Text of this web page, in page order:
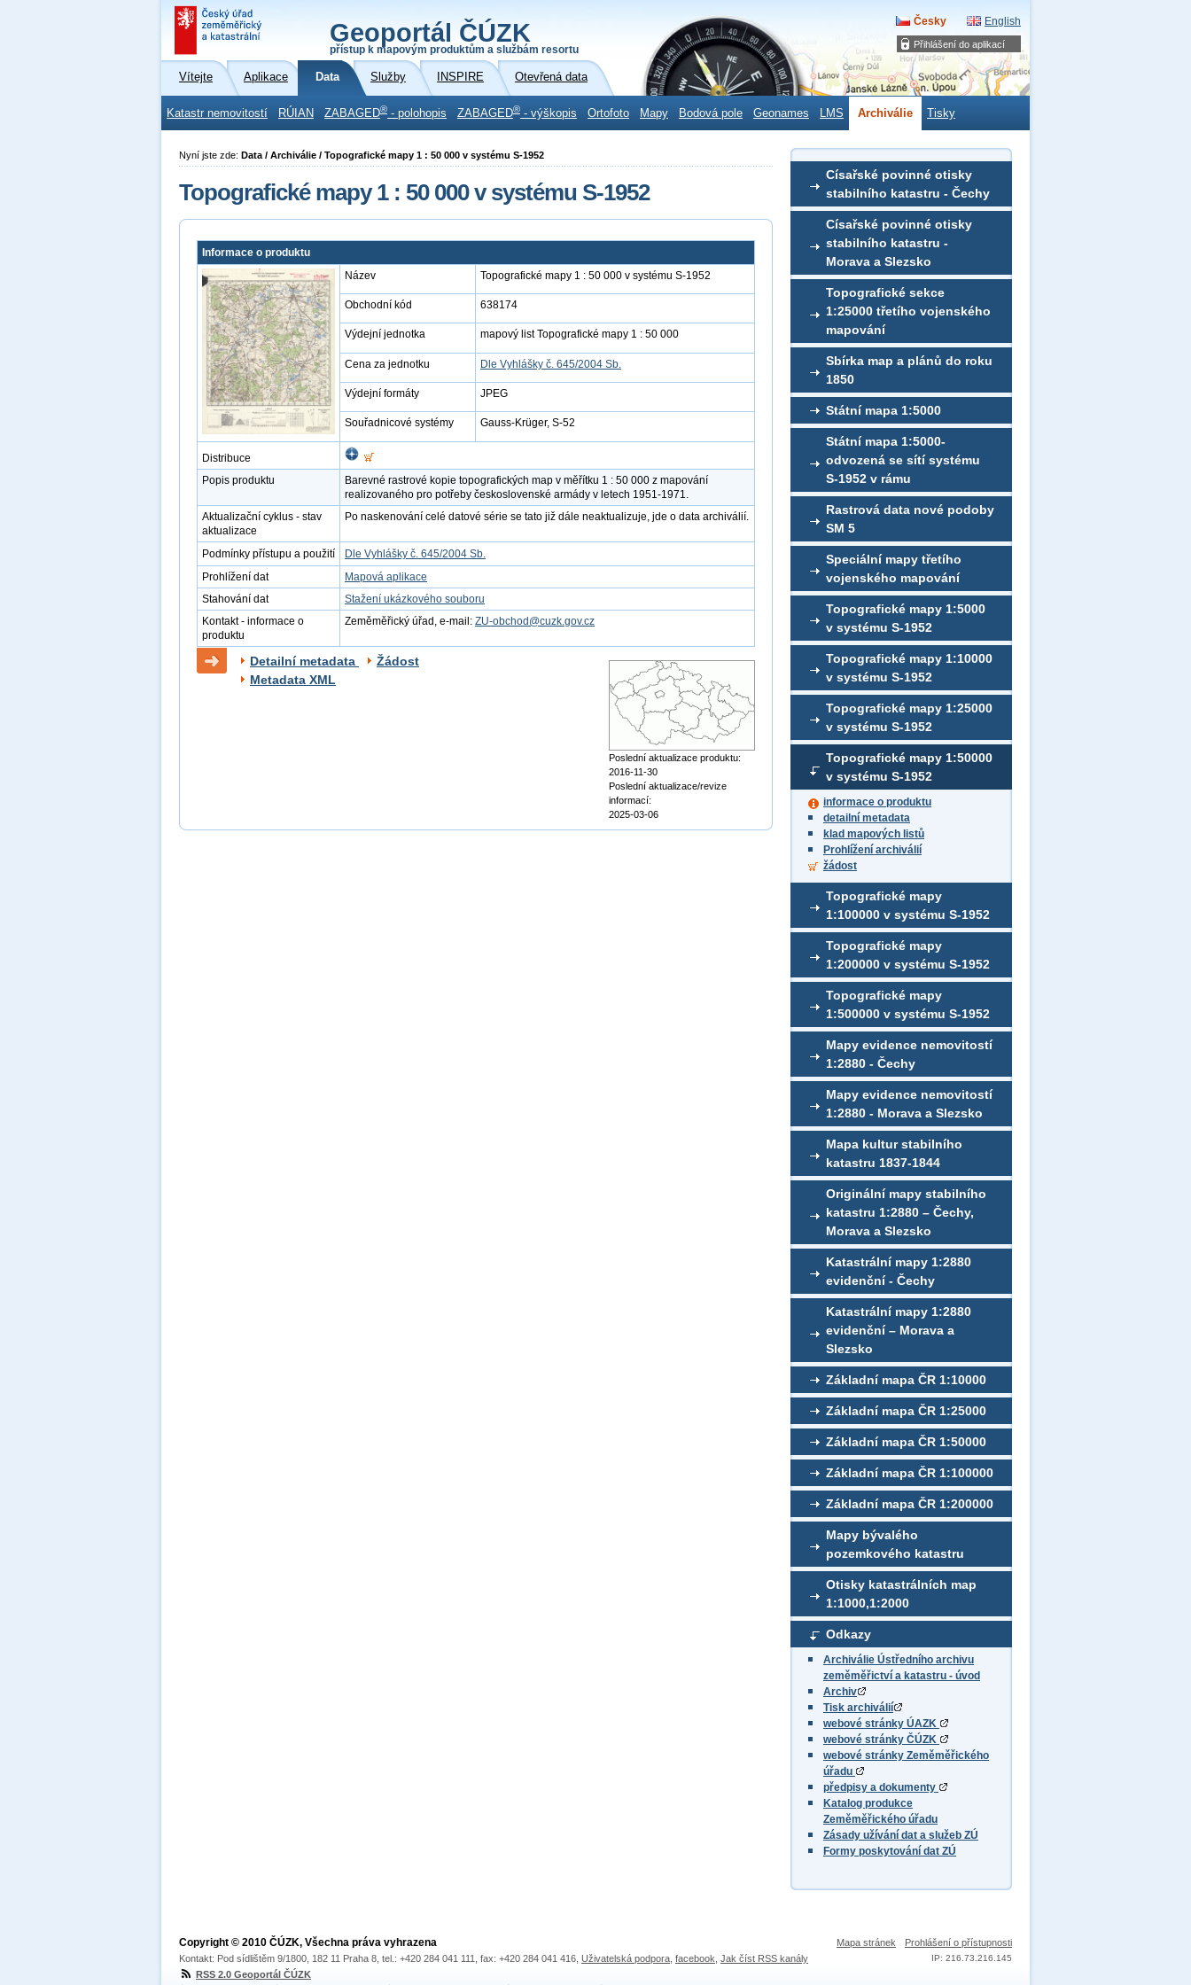
Přihlášení do aplikací
Geoportál ČÚZK
přístup k mapovým produktům a službám resortu
Česky English
Vítejte Aplikace Data Služby INSPIRE Otevřená data
Katastr nemovitostí RÚIAN ZABAGED® - polohopis ZABAGED® - výškopis Ortofoto Mapy Bodová pole Geonames LMS Archiválie Tisky
Císařské povinné otisky
stabilního katastru - Čechy
Císařské povinné otisky
stabilního katastru -
Morava a Slezsko
Topografické sekce
1:25000 třetího vojenského
mapování
Sbírka map a plánů do roku
1850
Státní mapa 1:5000
Státní mapa 1:5000-
odvozená se sítí systému
S-1952 v rámu
Rastrová data nové podoby
SM 5
Speciální mapy třetího
vojenského mapování
Topografické mapy 1:5000
v systému S-1952
Topografické mapy 1:10000
v systému S-1952
Topografické mapy 1:25000
v systému S-1952
Topografické mapy 1:50000
v systému S-1952
informace o produktu
detailní metadata
klad mapových listů
Prohlížení archiválií
žádost
Topografické mapy
1:100000 v systému S-1952
Topografické mapy
1:200000 v systému S-1952
Topografické mapy
1:500000 v systému S-1952
Mapy evidence nemovitostí
1:2880 - Čechy
Mapy evidence nemovitostí
1:2880 - Morava a Slezsko
Mapa kultur stabilního
katastru 1837-1844
Originální mapy stabilního
katastru 1:2880 – Čechy,
Morava a Slezsko
Katastrální mapy 1:2880
evidenční - Čechy
Katastrální mapy 1:2880
evidenční – Morava a
Slezsko
Základní mapa ČR 1:10000
Základní mapa ČR 1:25000
Základní mapa ČR 1:50000
Základní mapa ČR 1:100000
Základní mapa ČR 1:200000
Mapy bývalého
pozemkového katastru
Otisky katastrálních map
1:1000,1:2000
Odkazy
Archiválie Ústředního archivu
zeměměřictví a katastru - úvod
Archiv
Tisk archiválií
webové stránky ÚAZK
webové stránky ČÚZK
webové stránky Zeměměřického
úřadu
předpisy a dokumenty
Katalog produkce
Zeměměřického úřadu
Zásady užívání dat a služeb ZÚ
Formy poskytování dat ZÚ
Nyní jste zde: Data / Archiválie / Topografické mapy 1 : 50 000 v systému S-1952
Topografické mapy 1 : 50 000 v systému S-1952
Informace o produktu
Název
Topografické mapy 1 : 50 000 v systému S-1952
Obchodní kód 638174
Výdejní jednotka mapový list Topografické mapy 1 : 50 000
Cena za jednotku Dle Vyhlášky č. 645/2004 Sb.
Výdejní formáty JPEG
Souřadnicové systémy Gauss-Krüger, S-52
Distribuce
Popis produktu
Barevné rastrové kopie topografických map v měřítku 1 : 50 000 z mapování
realizovaného pro potřeby československé armády v letech 1951-1971.
Aktualizační cyklus - stav
aktualizace
Po naskenování celé datové série se tato již dále neaktualizuje, jde o data archiválií.
Podmínky přístupu a použití
Dle Vyhlášky č. 645/2004 Sb.
Prohlížení dat
Mapová aplikace
Stahování dat
Stažení ukázkového souboru
Kontakt - informace o
produktu
Zeměměřický úřad, e-mail: ZU-obchod@cuzk.gov.cz
Detailní metadata
Žádost
Metadata XML
Poslední aktualizace produktu:
2016-11-30
Poslední aktualizace/revize
informací:
2025-03-06
Mapa stránek Prohlášení o přístupnosti
IP: 216.73.216.145
Copyright © 2010 ČÚZK, Všechna práva vyhrazena
Kontakt: Pod sídlištěm 9/1800, 182 11 Praha 8, tel.: +420 284 041 111, fax: +420 284 041 416, Uživatelská podpora facebook Jak číst RSS kanály
RSS 2.0 Geoportál ČÚZK